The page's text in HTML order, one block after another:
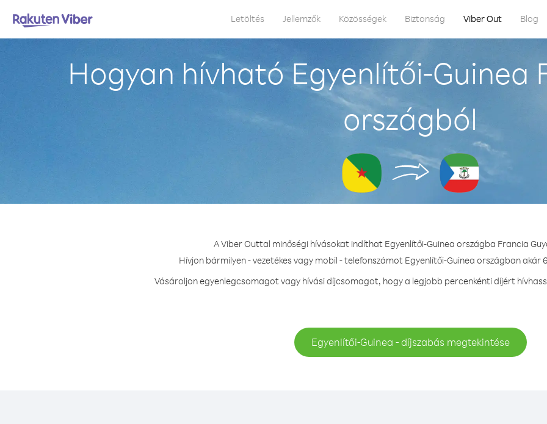
Letöltés Jellemzők Közösségek Biztonság Viber Out Blog
Hogyan hívható Egyenlítői-Guinea
országból
A Viber Outtal minőségi hívásokat indíthat Egyenlítői-Guinea országba Francia
Hívjon bármilyen - vezetékes vagy mobil - telefonszámot Egyenlítői-Guinea országban akár
Vásároljon egyenlegcsomagot vagy hívási díjcsomagot, hogy a legjobb percenkénti díjért
Egyenlítői-Guinea - díjszabás megtekintése